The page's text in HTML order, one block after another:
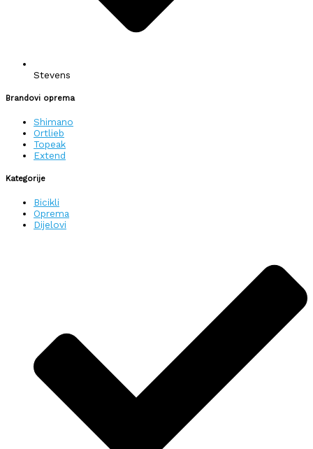
Stevens
Brandovi oprema
Shimano
Ortlieb
Topeak
Extend
Kategorije
Bicikli
Oprema
Dijelovi